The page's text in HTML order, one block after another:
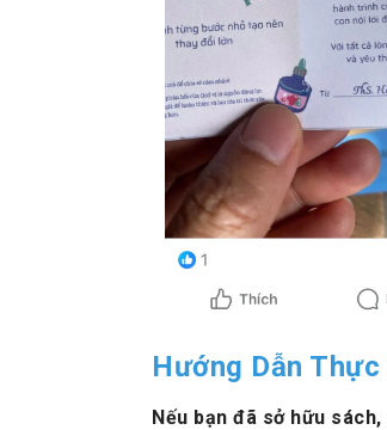
Hướng Dẫn
Nếu bạn đã sở hữu